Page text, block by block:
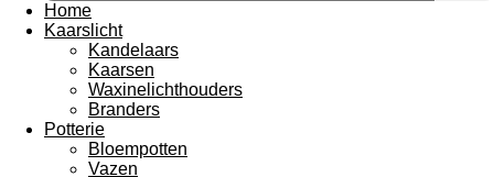
Home
Kaarslicht
Kandelaars
Kaarsen
Waxinelichthouders
Branders
Potterie
Bloempotten
Vazen